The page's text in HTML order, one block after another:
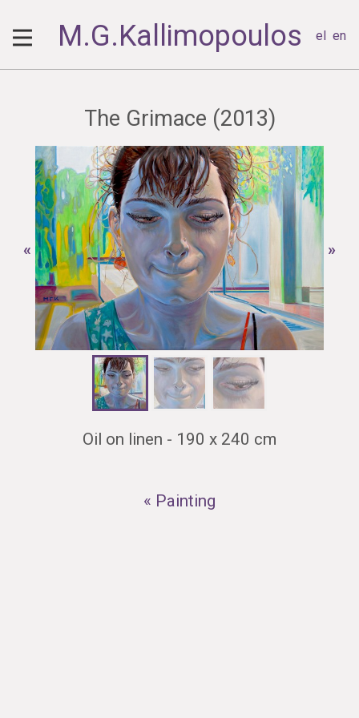
M.G.Kallimopoulos el en
The Grimace (2013)
« »
Oil on linen - 190 x 240 cm
« Painting